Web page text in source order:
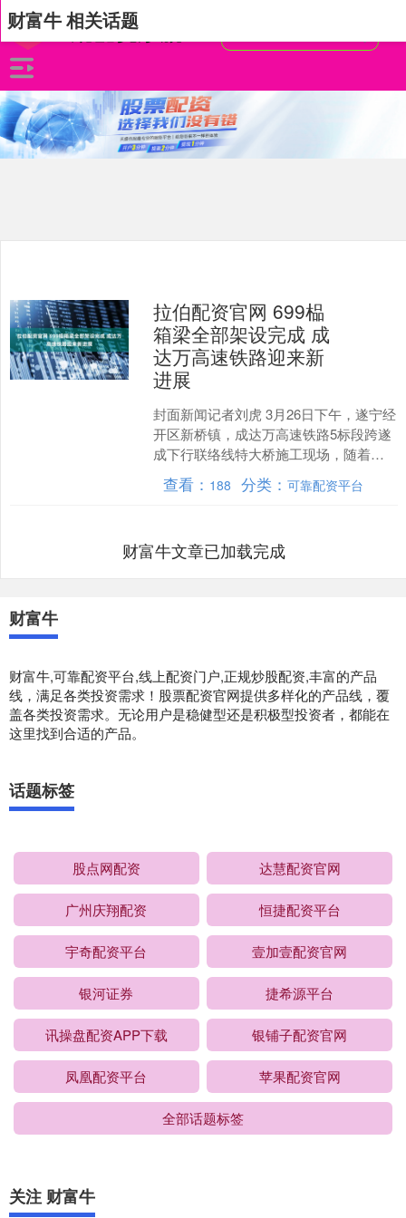
财富牛 相关话题
拉伯配资官网 699榀
箱梁全部架设完成 成
达万高速铁路迎来新
进展
封面新闻记者刘虎 3月26日下午，遂宁经
开区新桥镇，成达万高速铁路5标段跨遂
成下行联络线特大桥施工现场，随着最
后一榀箱梁精准落位，标志着项目箱梁
架设任务圆满完成....
查看： 188 分类：可靠配资平台
财富牛文章已加载完成
财富牛
财富牛,可靠配资平台,线上配资门户,正规炒股配资,丰富的产品
线，满足各类投资需求！股票配资官网提供多样化的产品线，覆
盖各类投资需求。无论用户是稳健型还是积极型投资者，都能在
这里找到合适的产品。
话题标签
股点网配资 达慧配资官网
广州庆翔配资 恒捷配资平台
宇奇配资平台 壹加壹配资官网
银河证券 捷希源平台
讯操盘配资APP下载 银铺子配资官网
凤凰配资平台 苹果配资官网
全部话题标签
关注 财富牛